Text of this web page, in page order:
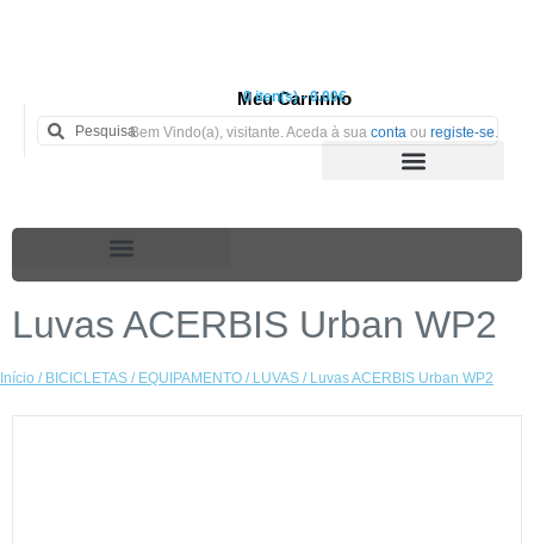
Meu Carrinho
0 iten(s) - 0.00€
Bem Vindo(a), visitante. Aceda à sua conta ou registe-se.
Luvas ACERBIS Urban WP2
Início / BICICLETAS / EQUIPAMENTO / LUVAS / Luvas ACERBIS Urban WP2